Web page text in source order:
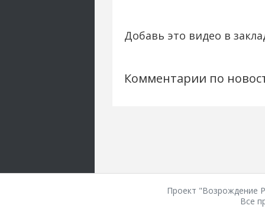
Добавь это видео в
Комментарии по
Проект "Возрождение
Все